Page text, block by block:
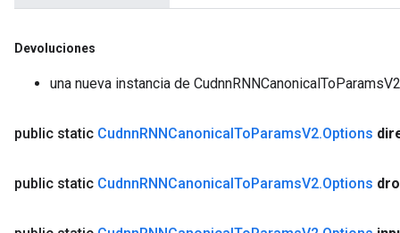
Devoluciones
una nueva instancia de CudnnRNNCanonicalToParamsV2
public static CudnnRNNCanonicalToParamsV2.Options
public static CudnnRNNCanonicalToParamsV2.Options